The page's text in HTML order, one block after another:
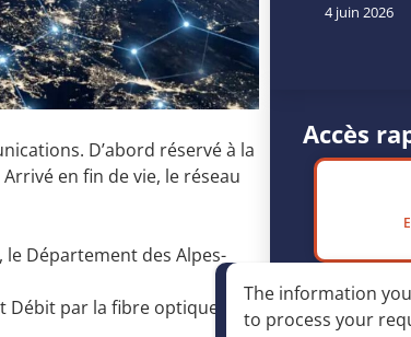
D’abord réservé à la
en fin de vie, le réseau
le Département des Alpes-
Débit par la fibre optique.
4 juin 2026
Accès
The information
to process your